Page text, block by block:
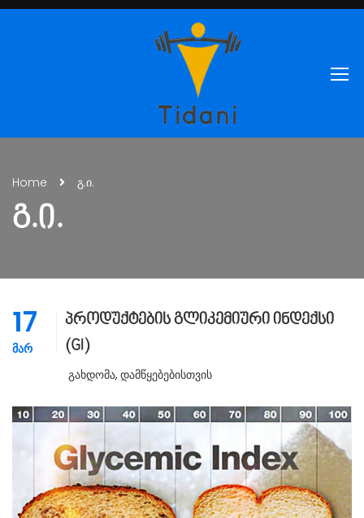
Home გ.ი.
Გ.Ი.
17
ᲛᲐᲠ
პროდუქტების გლიკემიური ინდექსი
(GI)
Გახდომა, Დამწყებებისთვის